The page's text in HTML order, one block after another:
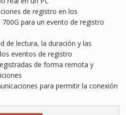
de registro en los
para un evento de registro
de lectura, la duración y las
eventos de registro
de forma remota y
para permitir la conexión